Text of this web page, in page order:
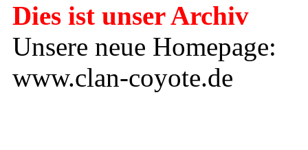
Dies ist unser Archiv
Unsere neue Homepage:
www.clan-coyote.de